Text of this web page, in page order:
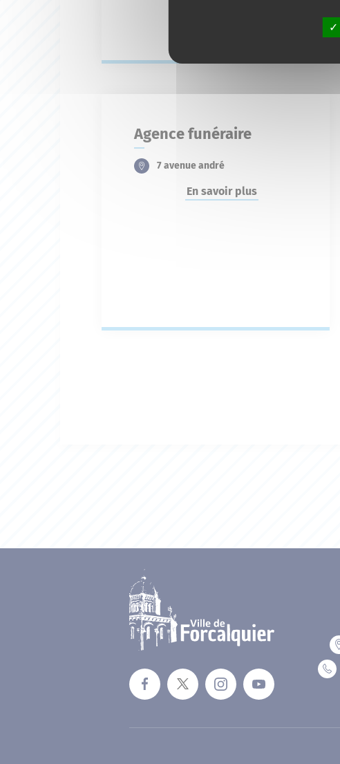
Agence funéraire
7 avenue andré
En savoir plus